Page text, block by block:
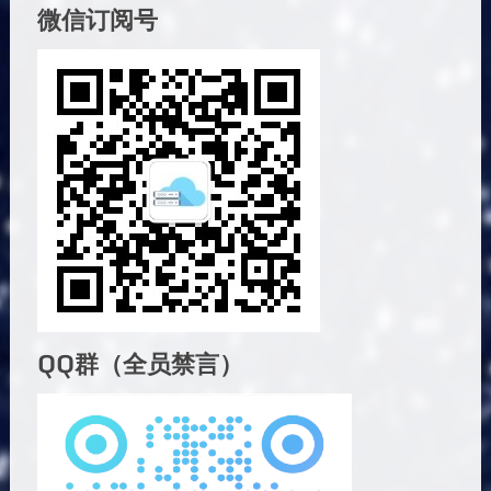
微信订阅号
QQ群（全员禁言）